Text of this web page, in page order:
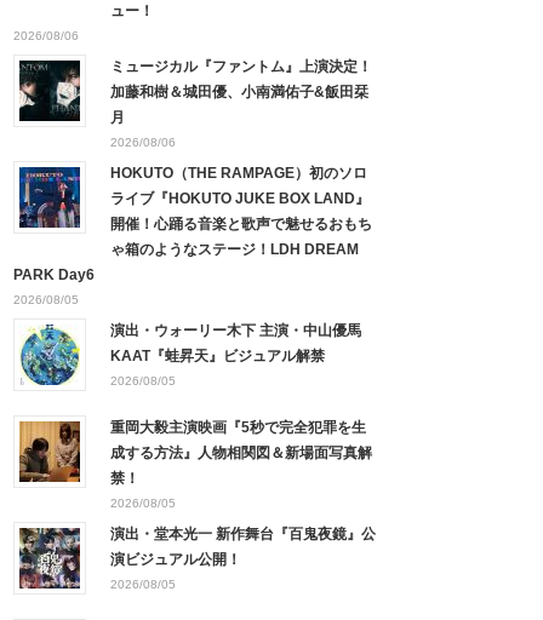
ュー！
2026/08/06
ミュージカル『ファントム』上演決定！
加藤和樹＆城田優、小南満佑子&飯田栞
月
2026/08/06
HOKUTO（THE RAMPAGE）初のソロ
ライブ『HOKUTO JUKE BOX LAND』
開催！心踊る音楽と歌声で魅せるおもち
ゃ箱のようなステージ！LDH DREAM
PARK Day6
2026/08/05
演出・ウォーリー木下 主演・中山優馬
KAAT『蛙昇天』ビジュアル解禁
2026/08/05
重岡大毅主演映画『5秒で完全犯罪を生
成する方法』人物相関図＆新場面写真解
禁！
2026/08/05
演出・堂本光一 新作舞台『百鬼夜鏡』公
演ビジュアル公開！
2026/08/05